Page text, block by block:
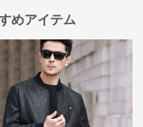
めアイテム